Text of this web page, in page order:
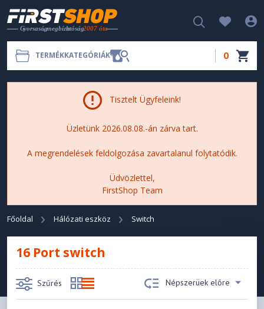
TERMÉKKATEGÓRIÁK 0
Tisztelt Ügyfeleink!
Üzletünk 2026.08.08.-án zárva tart.
A megrendelések feldolgozása zavartalanul folytatódik.
Üdvözlettel,
FirstShop Team
Főoldal Hálózati eszköz Switch
16 Port switch
Szűrés Népszerüek előre